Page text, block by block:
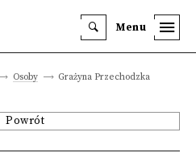
Menu
Osoby Grażyna Przechodzka
Powrót